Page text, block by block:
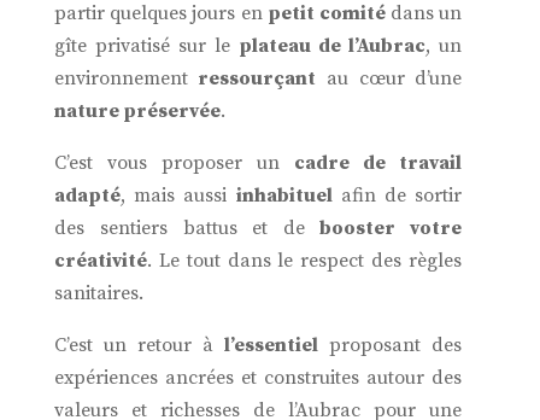
partir quelques jours en petit comitédans un
gîte privatisé sur le plateau de l’Aubrac, un
environnement ressourçant au cœur d’une
nature préservée.
C’est vous proposer un cadre de travail
adapté, mais aussi inhabituelafin de sortir
des sentiers battus et de booster votre
créativité. Le tout dans le respect des règles
sanitaires.
C’est un retour àl’essentiel proposant des
expériences ancrées et construites autour des
valeurs et richesses de l’Aubrac pour une